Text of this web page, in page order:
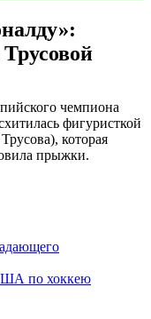
чемпиона
фигуристкой
которая
прыжки.
по хоккею